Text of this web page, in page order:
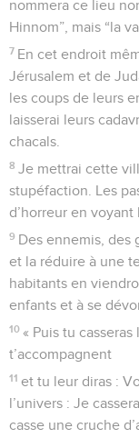
nommera ce lieu
Hinnom”, mais “la
7 En cet endroit
Jérusalem et de
les coups de leurs
laisserai leurs
chacals.
8 Je mettrai cette
stupéfaction. Les
d’horreur en voyant
9 Des ennemis, des
et la réduire à une
habitants en
enfants et à se
10 « Puis tu
t’accompagnent
11 et tu leur diras :
l’univers : Je
casse une cruche